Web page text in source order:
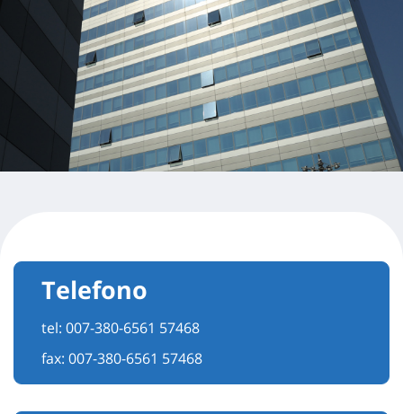
Telefono
tel: 007-380-6561 57468
fax: 007-380-6561 57468